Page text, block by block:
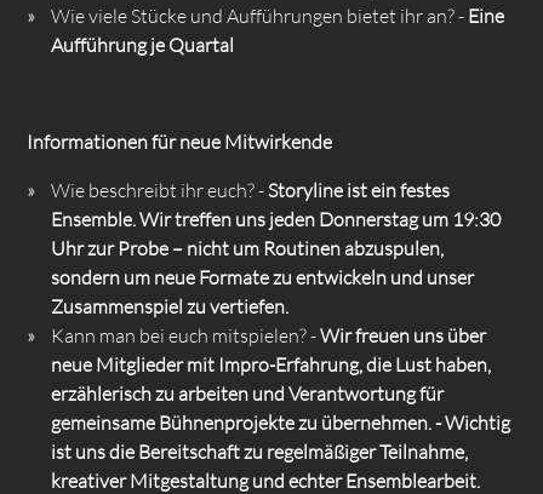
Wie viele Stücke und Aufführungen bietet ihr an? - Eine
Aufführung je Quartal
Informationen für neue Mitwirkende
Wie beschreibt ihr euch? - Storyline ist ein festes
Ensemble. Wir treffen uns jeden Donnerstag um 19:30
Uhr zur Probe – nicht um Routinen abzuspulen,
sondern um neue Formate zu entwickeln und unser
Zusammenspiel zu vertiefen.
Kann man bei euch mitspielen? -Wir freuen uns über
neue Mitglieder mit Impro-Erfahrung, die Lust haben,
erzählerisch zu arbeiten und Verantwortung für
gemeinsame Bühnenprojekte zu übernehmen. - Wichtig
ist uns die Bereitschaft zu regelmäßiger Teilnahme,
kreativer Mitgestaltung und echter Ensemblearbeit.